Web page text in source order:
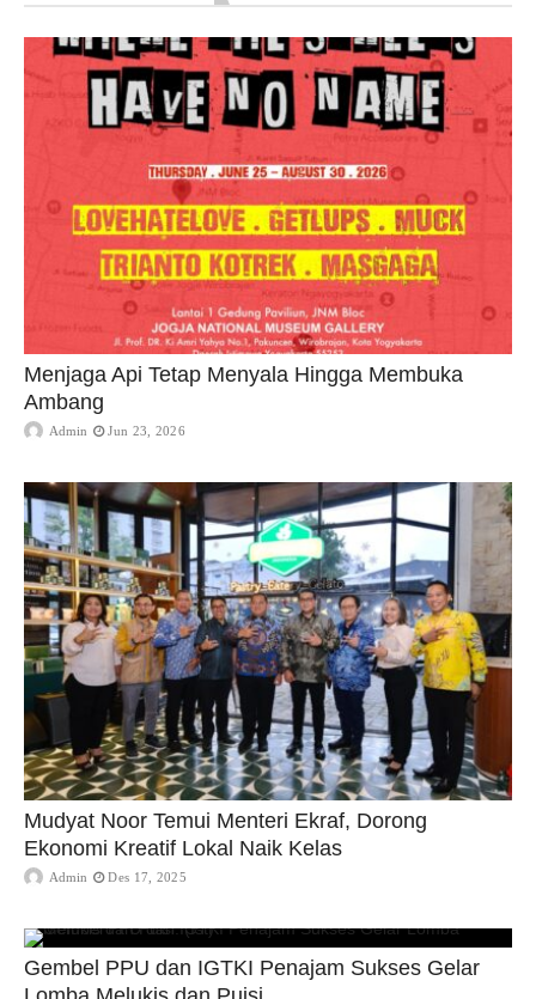
Menjaga Api Tetap Menyala Hingga Membuka
Ambang
Admin Jun 23, 2026
Mudyat Noor Temui Menteri Ekraf, Dorong
Ekonomi Kreatif Lokal Naik Kelas
Admin Des 17, 2025
Gembel PPU dan IGTKI Penajam Sukses Gelar